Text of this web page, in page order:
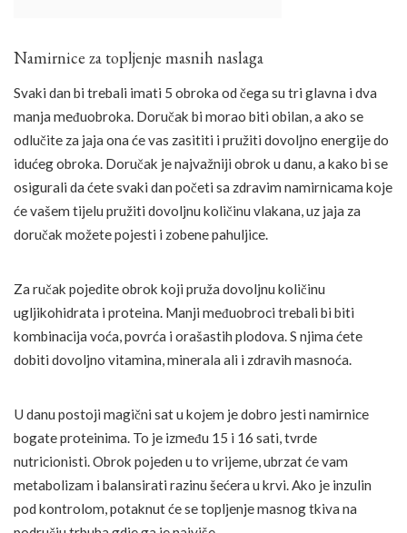
Namirnice za topljenje masnih naslaga
Svaki dan bi trebali imati 5 obroka od čega su tri glavna i dva
manja međuobroka. Doručak bi morao biti obilan, a ako se
odlučite za jaja ona će vas zasititi i pružiti dovoljno energije do
idućeg obroka. Doručak je najvažniji obrok u danu, a kako bi se
osigurali da ćete svaki dan početi sa zdravim namirnicama koje
će vašem tijelu pružiti dovoljnu količinu vlakana, uz jaja za
doručak možete pojesti i zobene pahuljice.
Za ručak pojedite obrok koji pruža dovoljnu količinu
ugljikohidrata i proteina. Manji međuobroci trebali bi biti
kombinacija voća, povrća i orašastih plodova. S njima ćete
dobiti dovoljno vitamina, minerala ali i zdravih masnoća.
U danu postoji magični sat u kojem je dobro jesti namirnice
bogate proteinima. To je između 15 i 16 sati, tvrde
nutricionisti. Obrok pojeden u to vrijeme, ubrzat će vam
metabolizam i balansirati razinu šećera u krvi. Ako je inzulin
pod kontrolom, potaknut će se topljenje masnog tkiva na